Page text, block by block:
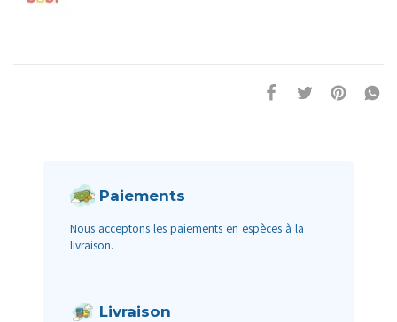
Paiements
Nous acceptons les paiements en espèces à la
livraison.
Livraison